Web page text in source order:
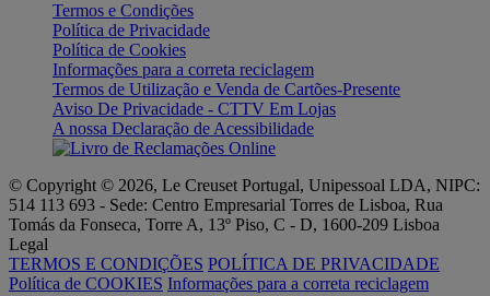
Termos e Condições
Política de Privacidade
Política de Cookies
Informações para a correta reciclagem
Termos de Utilização e Venda de Cartões-Presente
Aviso De Privacidade - CTTV Em Lojas
A nossa Declaração de Acessibilidade
© Copyright © 2026, Le Creuset Portugal, Unipessoal LDA, NIPC:
514 113 693 - Sede: Centro Empresarial Torres de Lisboa, Rua
Tomás da Fonseca, Torre A, 13º Piso, C - D, 1600-209 Lisboa
Legal
TERMOS E CONDIÇÕES POLÍTICA DE PRIVACIDADE
Política de COOKIES Informações para a correta reciclagem